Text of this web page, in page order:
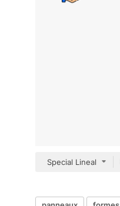
Special Lineal